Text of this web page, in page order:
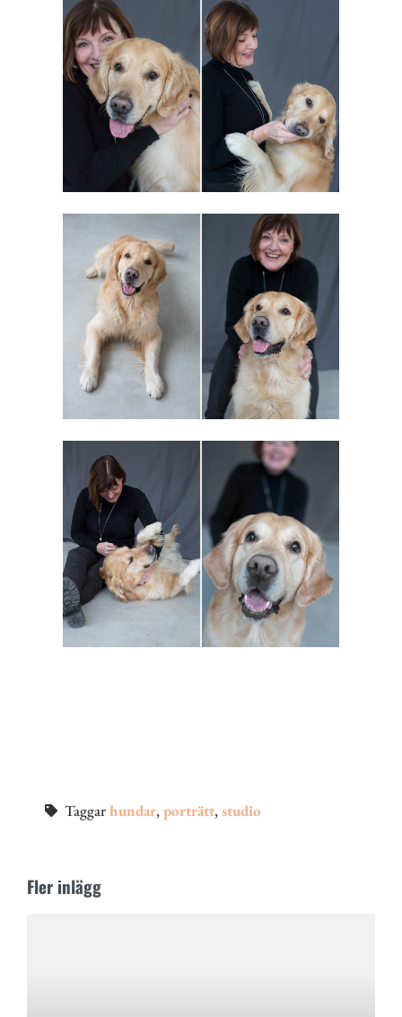
Taggarhundar,porträtt,studio
Fler inlägg